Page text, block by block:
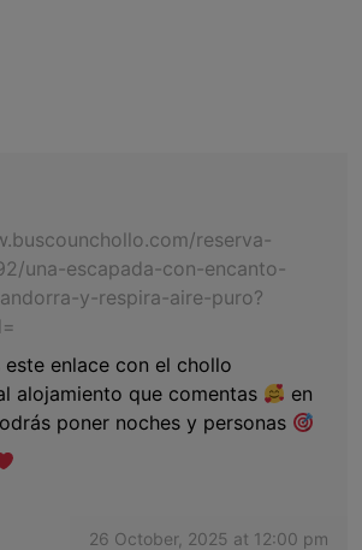
26 October, 2025 at 12:00 pm
reserva-
una-escapada-con-encanto-
y-respira-aire-puro?
este enlace con el chollo
alojamiento que comentas
en
poner noches y personas